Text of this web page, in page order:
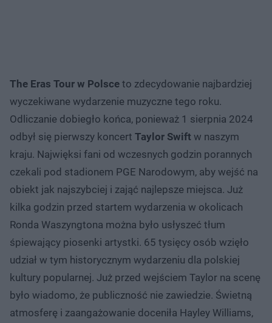
The Eras Tour w Polsce to zdecydowanie najbardziej
wyczekiwane wydarzenie muzyczne tego roku.
Odliczanie dobiegło końca, ponieważ 1 sierpnia 2024
odbył się pierwszy koncert Taylor Swift w naszym
kraju. Najwięksi fani od wczesnych godzin porannych
czekali pod stadionem PGE Narodowym, aby wejść na
obiekt jak najszybciej i zająć najlepsze miejsca. Już
kilka godzin przed startem wydarzenia w okolicach
Ronda Waszyngtona można było usłyszeć tłum
śpiewający piosenki artystki. 65 tysięcy osób wzięło
udział w tym historycznym wydarzeniu dla polskiej
kultury popularnej. Już przed wejściem Taylor na scenę
było wiadomo, że publiczność nie zawiedzie. Świetną
atmosferę i zaangażowanie doceniła Hayley Williams,